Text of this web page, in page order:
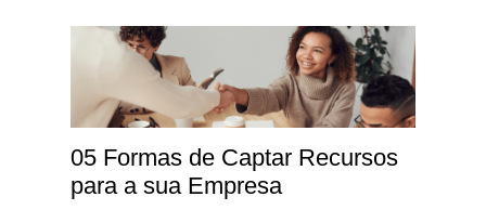
05 Formas de Captar Recursos
para a sua Empresa